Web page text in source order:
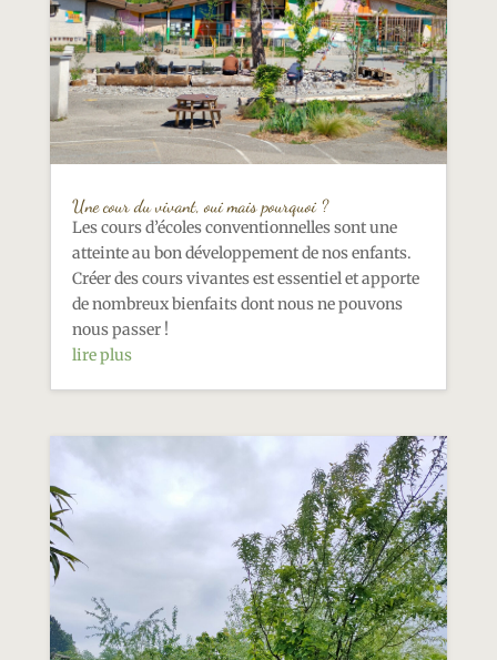
Une cour du vivant, oui mais pourquoi ?
Les cours d’écoles conventionnelles sont une
atteinte au bon développement de nos enfants.
Créer des cours vivantes est essentiel et apporte
de nombreux bienfaits dont nous ne pouvons
nous passer !
lire plus